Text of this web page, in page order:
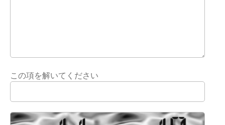
この項を解いてください